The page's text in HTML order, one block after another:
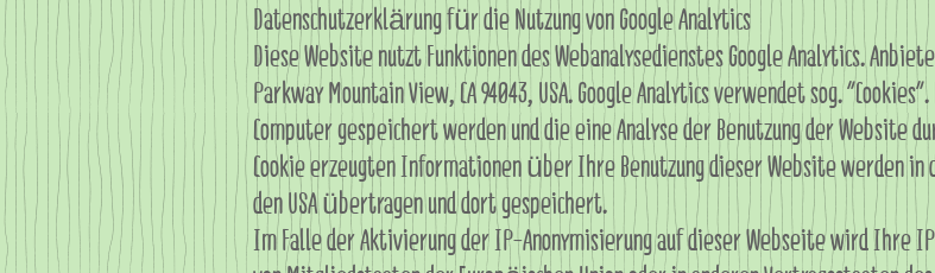
Datenschutzerklärung für die Nutzung von Google Analytics
Diese Website nutzt Funktionen des Webanalysedienstes Google Analytics.
Parkway Mountain View, CA 94043, USA. Google Analytics verwendet sog.
Computer gespeichert werden und die eine Analyse der Benutzung der Website
Cookie erzeugten Informationen über Ihre Benutzung dieser Website werden in
den USA übertragen und dort gespeichert.
Im Falle der Aktivierung der IP-Anonymisierung auf dieser Webseite wird Ihre